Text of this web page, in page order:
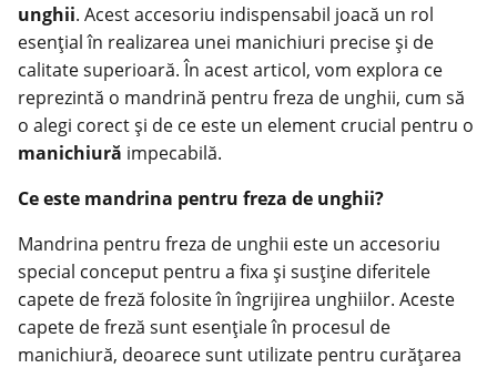
unghii. Acest accesoriu indispensabil joacă un rol
esențial în realizarea unei manichiuri precise și de
calitate superioară. În acest articol, vom explora ce
reprezintă o mandrină pentru freza de unghii, cum să
o alegi corect și de ce este un element crucial pentru o
manichiură impecabilă.
Ce este mandrina pentru freza de unghii?
Mandrina pentru freza de unghii este un accesoriu
special conceput pentru a fixa și susține diferitele
capete de freză folosite în îngrijirea unghiilor. Aceste
capete de freză sunt esențiale în procesul de
manichiură, deoarece sunt utilizate pentru curățarea